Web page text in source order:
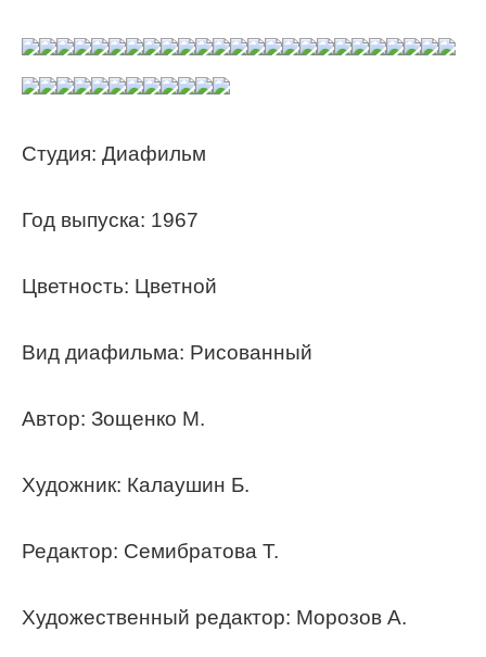
Студия: Диафильм
Год выпуска: 1967
Цветность: Цветной
Вид диафильма: Рисованный
Автор: Зощенко М.
Художник: Калаушин Б.
Редактор: Семибратова Т.
Художественный редактор: Морозов А.